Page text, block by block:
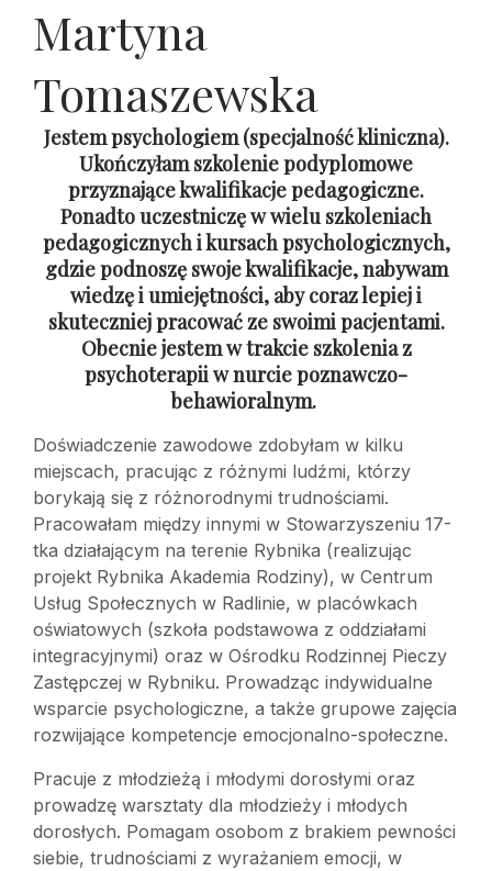
Martyna
Tomaszewska
Jestem psychologiem (specjalność kliniczna).
Ukończyłam szkolenie podyplomowe
przyznające kwalifikacje pedagogiczne.
Ponadto uczestniczę w wielu szkoleniach
pedagogicznych i kursach psychologicznych,
gdzie podnoszę swoje kwalifikacje, nabywam
wiedzę i umiejętności, aby coraz lepiej i
skuteczniej pracować ze swoimi pacjentami.
Obecnie jestem w trakcie szkolenia z
psychoterapii w nurcie poznawczo-
behawioralnym.
Doświadczenie zawodowe zdobyłam w kilku
miejscach, pracując z różnymi ludźmi, którzy
borykają się z różnorodnymi trudnościami.
Pracowałam między innymi w Stowarzyszeniu 17-
tka działającym na terenie Rybnika (realizując
projekt Rybnika Akademia Rodziny), w Centrum
Usług Społecznych w Radlinie, w placówkach
oświatowych (szkoła podstawowa z oddziałami
integracyjnymi) oraz w Ośrodku Rodzinnej Pieczy
Zastępczej w Rybniku. Prowadząc indywidualne
wsparcie psychologiczne, a także grupowe zajęcia
rozwijające kompetencje emocjonalno-społeczne.
Pracuje z młodzieżą i młodymi dorosłymi oraz
prowadzę warsztaty dla młodzieży i młodych
dorosłych. Pomagam osobom z brakiem pewności
siebie, trudnościami z wyrażaniem emocji, w